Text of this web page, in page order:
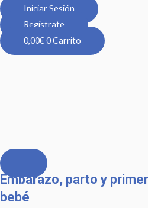
Iniciar Sesión
Regístrate
0,00€0Carrito
Embarazo, parto y
bebé